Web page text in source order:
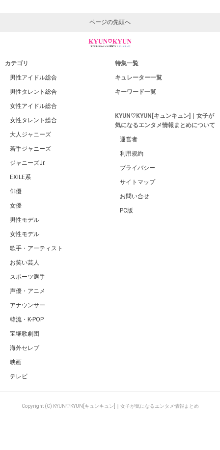
ページの先頭へ
カテゴリ
男性アイドル総合
男性タレント総合
女性アイドル総合
女性タレント総合
大人ジャニーズ
若手ジャニーズ
ジャニーズJr.
EXILE系
俳優
女優
男性モデル
女性モデル
歌手・アーティスト
お笑い芸人
スポーツ選手
声優・アニメ
アナウンサー
韓流・K-POP
宝塚歌劇団
海外セレブ
映画
テレビ
特集一覧
キュレーター一覧
キーワード一覧
KYUN♡KYUN[キュンキュン]｜女子が
気になるエンタメ情報まとめについて
運営者
利用規約
プライバシー
サイトマップ
お問い合せ
PC版
Copyright (C) KYUN♡KYUN[キュンキュン]｜女子が気になるエンタメ情報まとめ